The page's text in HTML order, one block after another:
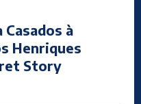
Casados à
Henriques
Story